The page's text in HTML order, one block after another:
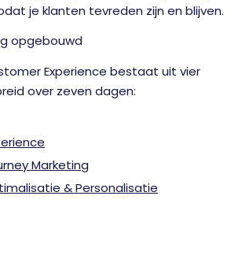
je klanten tevreden zijn en blijven.
opgebouwd
Experience bestaat uit vier
over zeven dagen:
Marketing
& Personalisatie